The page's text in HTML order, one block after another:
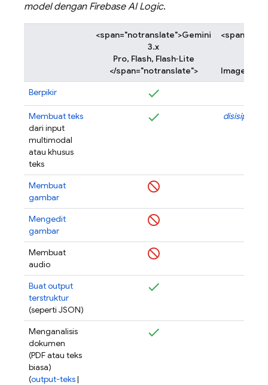
model dengan Firebase AI Logic.
<span="notranslate">Gemini
3.x
Pro, Flash, Flash‑Lite
</span="notranslate">
Image </
Berpikir
Membuat teks
dari input
multimodal
atau khusus
teks
disisipkan
Membuat
gambar
Mengedit
gambar
Membuat
audio
Buat output
terstruktur
(seperti JSON)
Menganalisis
dokumen
(PDF atau teks
biasa)
(output-teks|